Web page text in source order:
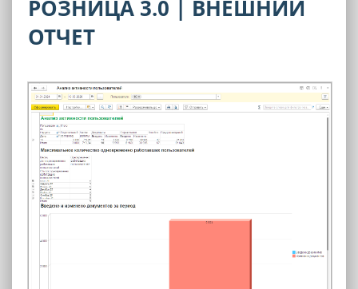
РОЗНИЦА 3.0 | ВНЕШНИЙ
ОТЧЕТ